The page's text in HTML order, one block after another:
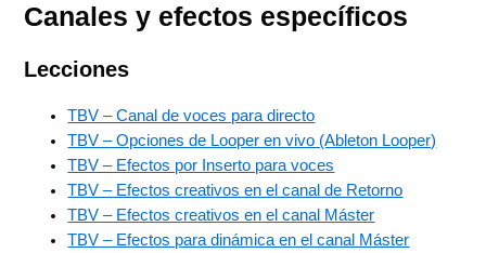
Canales y efectos específicos
Lecciones
TBV – Canal de voces para directo
TBV – Opciones de Looper en vivo (Ableton Looper)
TBV – Efectos por Inserto para voces
TBV – Efectos creativos en el canal de Retorno
TBV – Efectos creativos en el canal Máster
TBV – Efectos para dinámica en el canal Máster